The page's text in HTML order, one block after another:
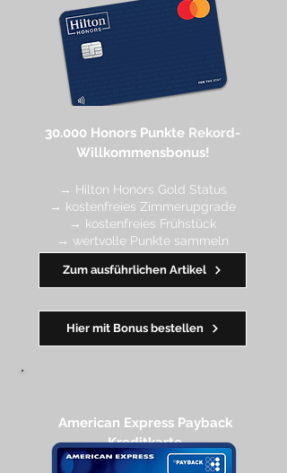
30.000 Honors Punkte Rekord-
Willkommensbonus!
→ Hilton Honors Gold Status
→ kostenfreies Zimmerupgrade
→ kostenfreies Frühstück
→ wertvolle Punkte sammeln
→ Early Check-in + Late Check-out
━━━━━━━
Hier mit Bonus bestellen
Zum ausführlichen Artikel
American Express Payback
Kreditkarte​